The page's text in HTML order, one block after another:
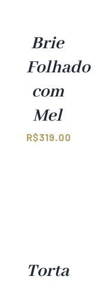
Brie
Folhado
com
Mel
R$319.00
Torta